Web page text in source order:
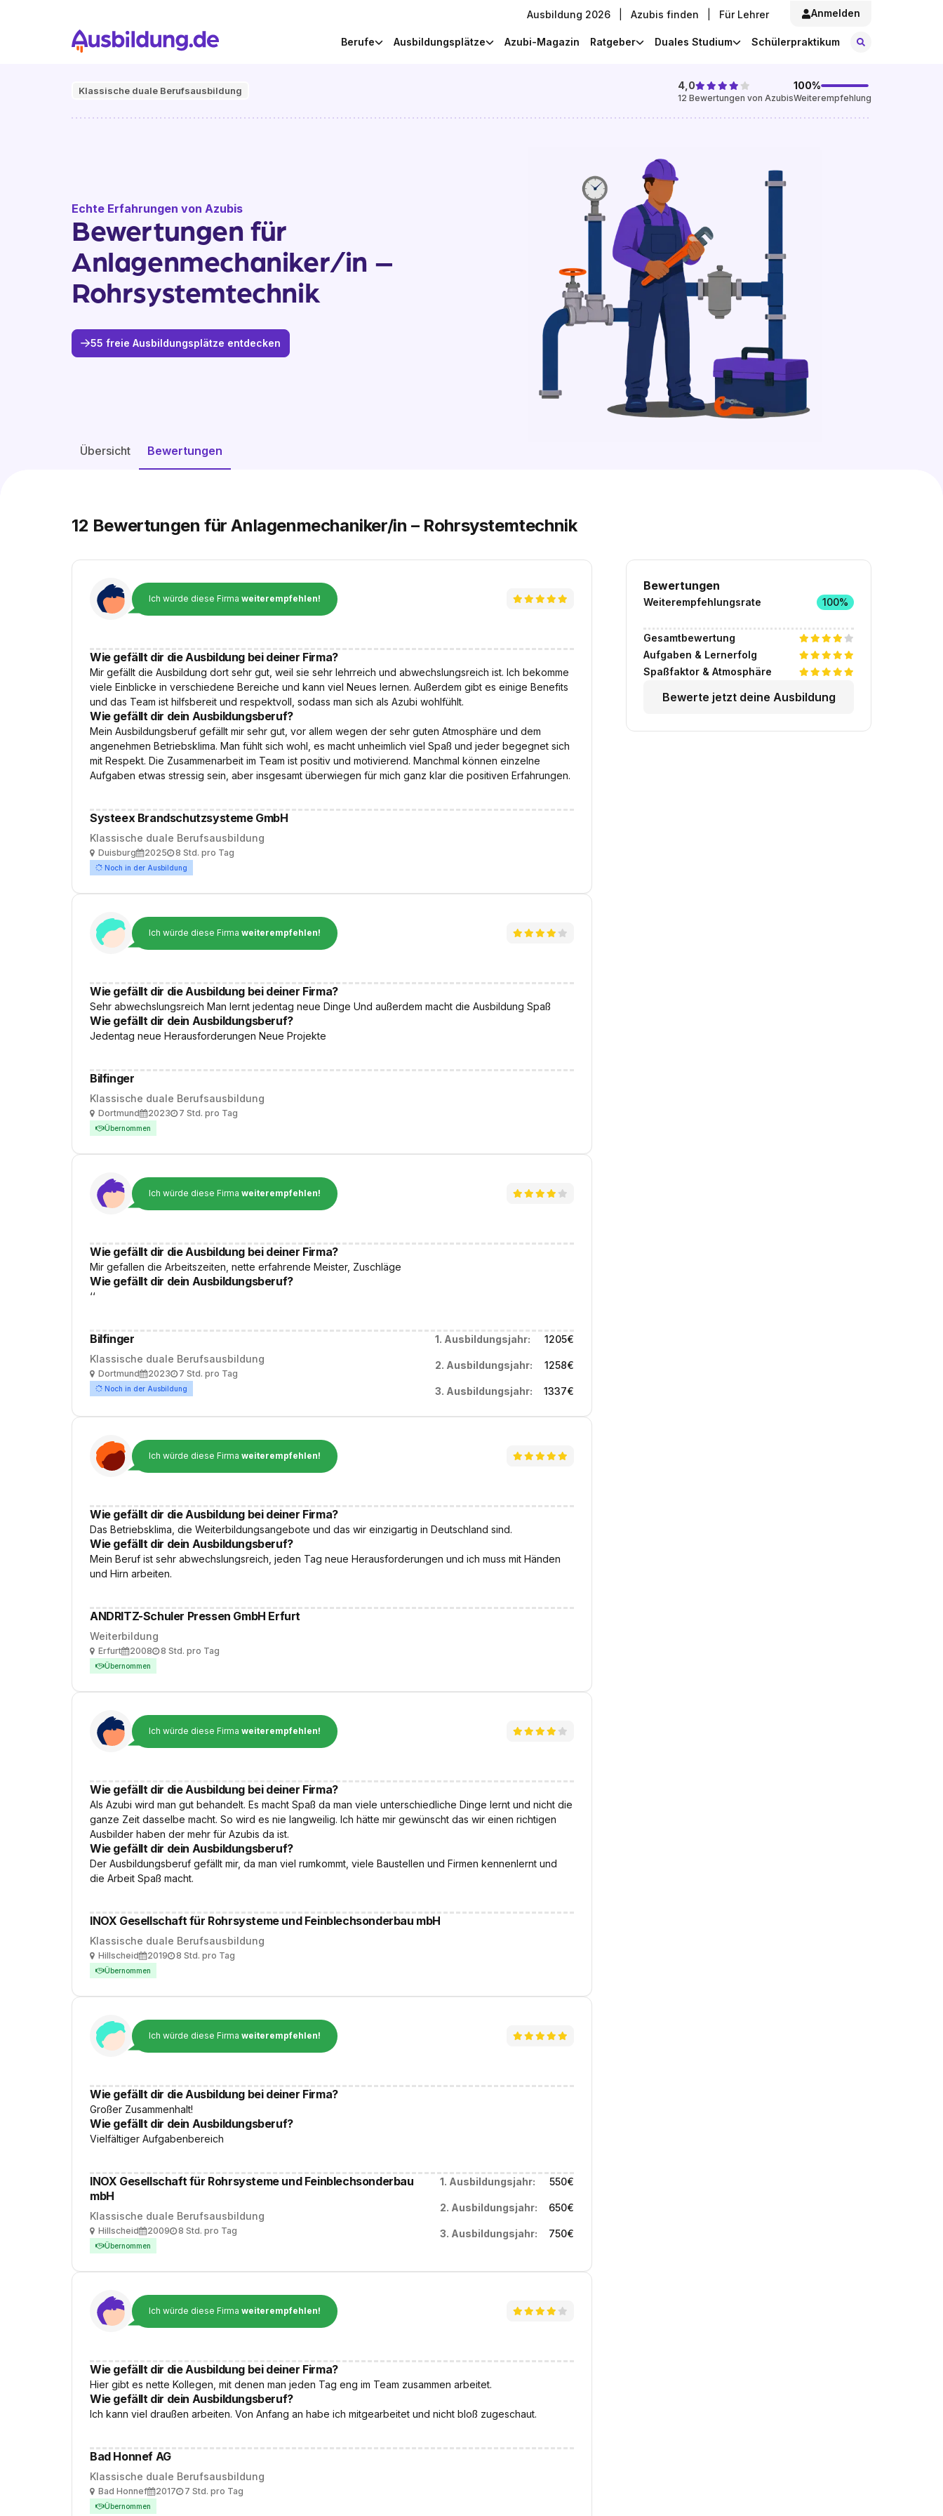
Ausbildung 2026 Azubis finden Für Lehrer Anmelden
Berufe Ausbildungsplätze Azubi-Magazin Ratgeber Duales Studium Schülerpraktikum
Klassische duale Berufsausbildung 4,0
12 Bewertungen von Azubis
100%
Weiterempfehlung
Echte Erfahrungen von Azubis
Bewertungen für
Anlagenmechaniker/in –
Rohrsystemtechnik
55 freie Ausbildungsplätze entdecken
Übersicht Bewertungen
Bewertungen
Weiterempfehlungsrate 100%
Gesamtbewertung
Aufgaben & Lernerfolg
Spaßfaktor & Atmosphäre
Bewerte jetzt deine Ausbildung
12 Bewertungen für Anlagenmechaniker/in – Rohrsystemtechnik
Ich würde diese Firma weiterempfehlen!
Wie gefällt dir die Ausbildung bei deiner Firma?
Mir gefällt die Ausbildung dort sehr gut, weil sie sehr lehrreich und abwechslungsreich ist. Ich bekomme
viele Einblicke in verschiedene Bereiche und kann viel Neues lernen. Außerdem gibt es einige Benefits
und das Team ist hilfsbereit und respektvoll, sodass man sich als Azubi wohlfühlt.
Wie gefällt dir dein Ausbildungsberuf?
Mein Ausbildungsberuf gefällt mir sehr gut, vor allem wegen der sehr guten Atmosphäre und dem
angenehmen Betriebsklima. Man fühlt sich wohl, es macht unheimlich viel Spaß und jeder begegnet sich
mit Respekt. Die Zusammenarbeit im Team ist positiv und motivierend. Manchmal können einzelne
Aufgaben etwas stressig sein, aber insgesamt überwiegen für mich ganz klar die positiven Erfahrungen.
Systeex Brandschutzsysteme GmbH
Klassische duale Berufsausbildung
OrtDuisburgAusbildungsbeginn
2025Arbeitszeit
8 Std. pro Tag
Noch in der Ausbildung
Ich würde diese Firma weiterempfehlen!
Wie gefällt dir die Ausbildung bei deiner Firma?
Sehr abwechslungsreich Man lernt jedentag neue Dinge Und außerdem macht die Ausbildung Spaß
Wie gefällt dir dein Ausbildungsberuf?
Jedentag neue Herausforderungen Neue Projekte
Bilfinger
Klassische duale Berufsausbildung
OrtDortmundAusbildungsbeginn
2023Arbeitszeit
7 Std. pro Tag
Übernommen
Ich würde diese Firma weiterempfehlen!
Wie gefällt dir die Ausbildung bei deiner Firma?
Mir gefallen die Arbeitszeiten, nette erfahrende Meister, Zuschläge
Wie gefällt dir dein Ausbildungsberuf?
‘‘
Bilfinger
Klassische duale Berufsausbildung
OrtDortmundAusbildungsbeginn
2023Arbeitszeit
7 Std. pro Tag
Noch in der Ausbildung
1. Ausbildungsjahr: 1205€
2. Ausbildungsjahr: 1258€
3. Ausbildungsjahr: 1337€
Ich würde diese Firma weiterempfehlen!
Wie gefällt dir die Ausbildung bei deiner Firma?
Das Betriebsklima, die Weiterbildungsangebote und das wir einzigartig in Deutschland sind.
Wie gefällt dir dein Ausbildungsberuf?
Mein Beruf ist sehr abwechslungsreich, jeden Tag neue Herausforderungen und ich muss mit Händen
und Hirn arbeiten.
ANDRITZ-Schuler Pressen GmbH Erfurt
Weiterbildung
OrtErfurtAusbildungsbeginn
2008Arbeitszeit
8 Std. pro Tag
Übernommen
Ich würde diese Firma weiterempfehlen!
Wie gefällt dir die Ausbildung bei deiner Firma?
Als Azubi wird man gut behandelt. Es macht Spaß da man viele unterschiedliche Dinge lernt und nicht die
ganze Zeit dasselbe macht. So wird es nie langweilig. Ich hätte mir gewünscht das wir einen richtigen
Ausbilder haben der mehr für Azubis da ist.
Wie gefällt dir dein Ausbildungsberuf?
Der Ausbildungsberuf gefällt mir, da man viel rumkommt, viele Baustellen und Firmen kennenlernt und
die Arbeit Spaß macht.
INOX Gesellschaft für Rohrsysteme und Feinblechsonderbau mbH
Klassische duale Berufsausbildung
OrtHillscheidAusbildungsbeginn
2019Arbeitszeit
8 Std. pro Tag
Übernommen
Ich würde diese Firma weiterempfehlen!
Wie gefällt dir die Ausbildung bei deiner Firma?
Großer Zusammenhalt!
Wie gefällt dir dein Ausbildungsberuf?
Vielfältiger Aufgabenbereich
INOX Gesellschaft für Rohrsysteme und Feinblechsonderbau
mbH
Klassische duale Berufsausbildung
OrtHillscheidAusbildungsbeginn
2009Arbeitszeit
8 Std. pro Tag
Übernommen
1. Ausbildungsjahr: 550€
2. Ausbildungsjahr: 650€
3. Ausbildungsjahr: 750€
Ich würde diese Firma weiterempfehlen!
Wie gefällt dir die Ausbildung bei deiner Firma?
Hier gibt es nette Kollegen, mit denen man jeden Tag eng im Team zusammen arbeitet.
Wie gefällt dir dein Ausbildungsberuf?
Ich kann viel draußen arbeiten. Von Anfang an habe ich mitgearbeitet und nicht bloß zugeschaut.
Bad Honnef AG
Klassische duale Berufsausbildung
OrtBad HonnefAusbildungsbeginn
2017Arbeitszeit
7 Std. pro Tag
Übernommen